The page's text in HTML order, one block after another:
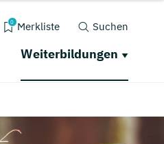
0 Merkliste Suchen
Weiterbildungen